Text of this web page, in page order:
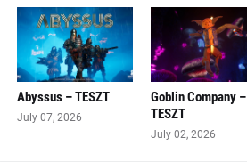
Abyssus – TESZT
July 07, 2026
Goblin Company –
TESZT
July 02, 2026